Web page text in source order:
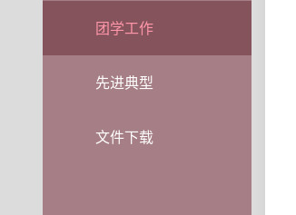
团学工作
先进典型
文件下载